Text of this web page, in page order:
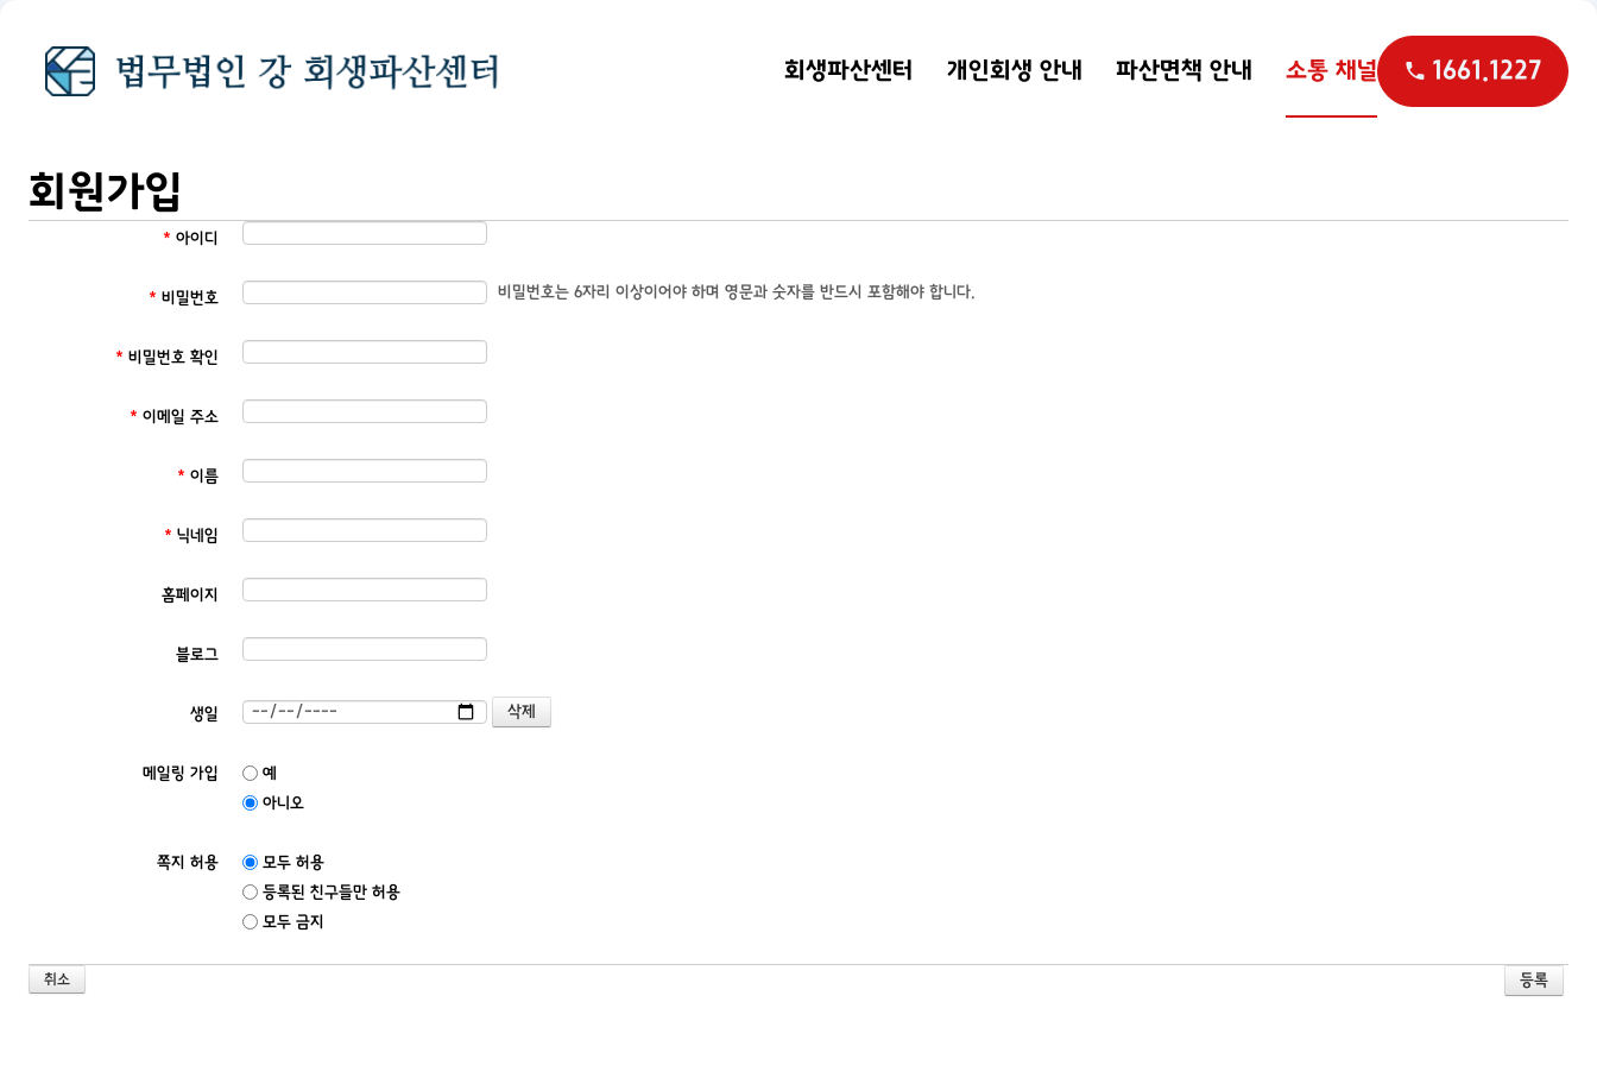
회생파산센터 개인회생 안내 파산면책 안내 소통 채널 1661.1227
회원가입
* 아이디
* 비밀번호 비밀번호는 6자리 이상이어야 하며 영문과 숫자를 반드시 포함해야 합니다.
* 비밀번호 확인
* 이메일 주소
* 이름
* 닉네임
홈페이지
블로그
생일
메일링 가입
예
아니오
쪽지 허용
모두 허용
등록된 친구들만 허용
모두 금지
취소